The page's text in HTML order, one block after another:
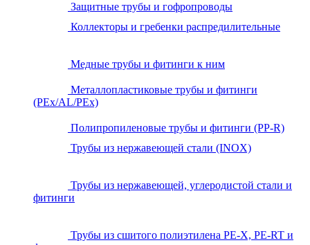
Защитные трубы и гофропроводы
Коллекторы и гребенки распредилительные
Медные трубы и фитинги к ним
Металлопластиковые трубы и фитинги
(PEx/AL/PEx)
Полипропиленовые трубы и фитинги (PP-R)
Трубы из нержавеющей стали (INOX)
Трубы из нержавеющей, углеродистой стали и
фитинги
Трубы из сшитого полиэтилена PE-X, PE-RT и